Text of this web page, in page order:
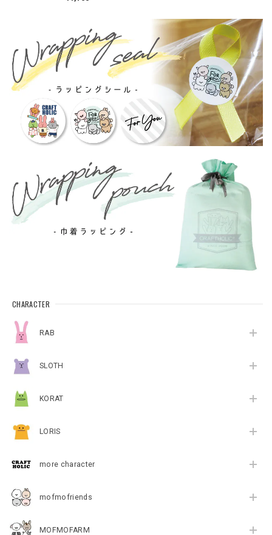
CHARACTER
RAB
SLOTH
KORAT
LORIS
more character
mofmofriends
MOFMOFARM